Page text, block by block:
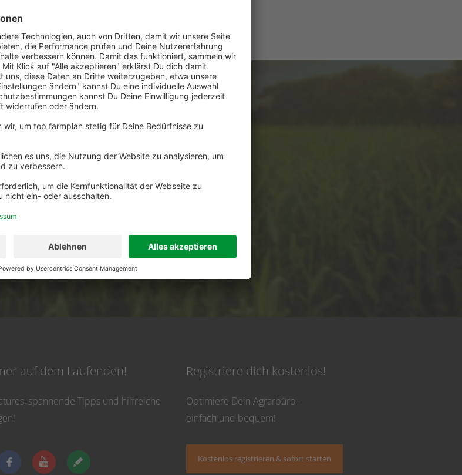
einen Termin
zum Kundenservice
farmplan oder benötigst Unterstützung?
an. Wir helfen Dir gerne weiter!
44 84 service@topfarmplan.de
Donnerstag von 8:30 Uhr bis 16:30 Uhr und Freitag bis 13 Uhr
auf dem Laufenden!
spannende Tipps und hilfreiche
Registriere dich kostenlos!
Optimiere Dein Agrarbüro -
einfach und bequem!
Kostenlos registrieren & sofort starten